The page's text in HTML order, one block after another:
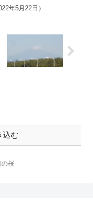
年5月22日）
込む
の桜